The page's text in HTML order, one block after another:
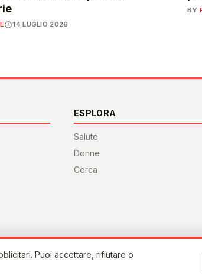
14 LUGLIO 2026
BY
ESPLORA
Salute
Donne
Cerca
Puoi accettare, rifiutare o